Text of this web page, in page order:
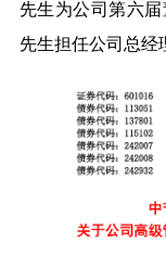
先生为公司第六届
先生担任公司总经